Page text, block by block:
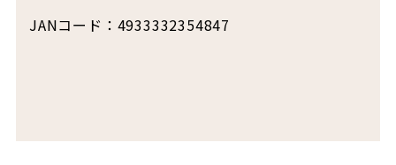
JANコード：4933332354847